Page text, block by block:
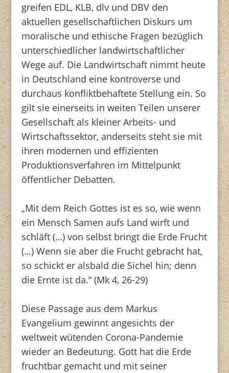
greifen EDL, KLB, dlv und DBV den
aktuellen gesellschaftlichen Diskurs um
moralische und ethische Fragen bezüglich
unterschiedlicher landwirtschaftlicher
Wege auf. Die Landwirtschaft nimmt heute
in Deutschland eine kontroverse und
durchaus konfliktbehaftete Stellung ein. So
gilt sie einerseits in weiten Teilen unserer
Gesellschaft als kleiner Arbeits- und
Wirtschaftssektor, anderseits steht sie mit
ihren modernen und effizienten
Produktionsverfahren im Mittelpunkt
öffentlicher Debatten.
„Mit dem Reich Gottes ist es so, wie wenn
ein Mensch Samen aufs Land wirft und
schläft (…) von selbst bringt die Erde Frucht
(…) Wenn sie aber die Frucht gebracht hat,
so schickt er alsbald die Sichel hin; denn
die Ernte ist da.“ (Mk 4, 26-29)
Diese Passage aus dem Markus
Evangelium gewinnt angesichts der
weltweit wütenden Corona-Pandemie
wieder an Bedeutung. Gott hat die Erde
fruchtbar gemacht und mit seiner